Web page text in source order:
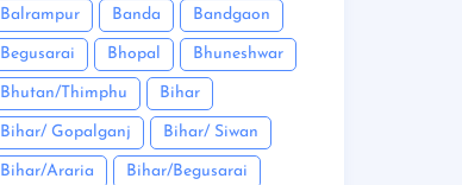
Balrampur Banda Bandgaon
Begusarai Bhopal Bhuneshwar
Bhutan/Thimphu Bihar
Bihar/ Gopalganj Bihar/ Siwan
Bihar/Araria Bihar/Begusarai